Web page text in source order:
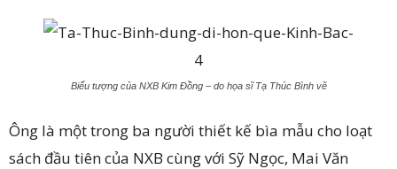
Biểu tượng của NXB Kim Đồng – do họa sĩ Tạ Thúc Bình vẽ
Ông là một trong ba người thiết kế bìa mẫu cho loạt
sách đầu tiên của NXB cùng với Sỹ Ngọc, Mai Văn